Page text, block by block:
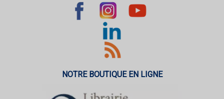
NOTRE BOUTIQUE EN LIGNE